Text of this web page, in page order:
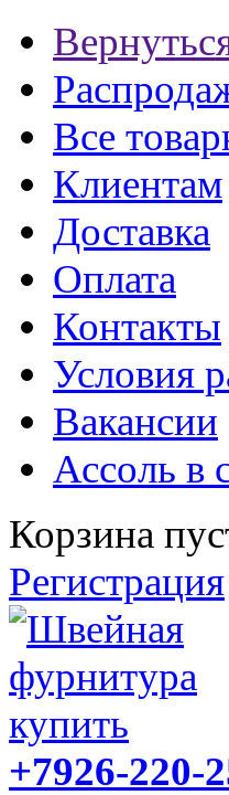
Все
Клиентам
Доставка
Оплата
Контакты
Условия
Вакансии
Ассоль в
Корзина
Регистрация
+7926-220-